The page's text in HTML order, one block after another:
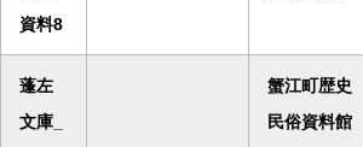
資料8
蓬左
文庫_
蟹江町歴史
民俗資料館